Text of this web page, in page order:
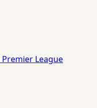
Premier League